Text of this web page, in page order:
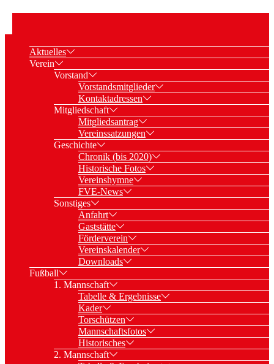
Aktuelles
Verein
Vorstand
Vorstandsmitglieder
Kontaktadressen
Mitgliedschaft
Mitgliedsantrag
Vereinssatzungen
Geschichte
Chronik (bis 2020)
Historische Fotos
Vereinshymne
FVE-News
Sonstiges
Anfahrt
Gaststätte
Förderverein
Vereinskalender
Downloads
Fußball
1. Mannschaft
Tabelle & Ergebnisse
Kader
Torschützen
Mannschaftsfotos
Historisches
2. Mannschaft